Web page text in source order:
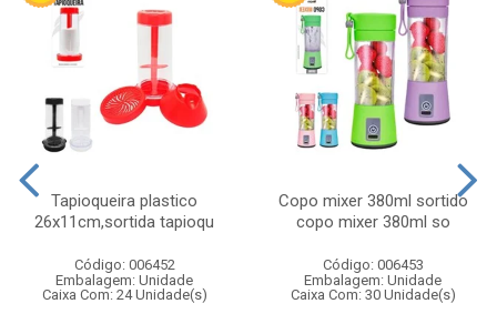
Tapioqueira plastico
26x11cm,sortida tapioqu
Código: 006452
Embalagem: Unidade
Caixa Com: 24 Unidade(s)
Copo mixer 380ml sortido
copo mixer 380ml so
Código: 006453
Embalagem: Unidade
Caixa Com: 30 Unidade(s)